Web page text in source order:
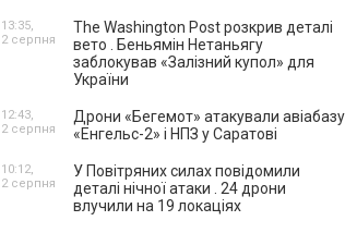
The Washington Post розкрив деталі
вето . Беньямін Нетаньягу
заблокував «Залізний купол» для
України
13:35,
2 серпня
Дрони «Бегемот» атакували авіабазу
«Енгельс-2» і НПЗ у Саратові
12:43,
2 серпня
У Повітряних силах повідомили
деталі нічної атаки . 24 дрони
влучили на 19 локаціях
10:12,
2 серпня